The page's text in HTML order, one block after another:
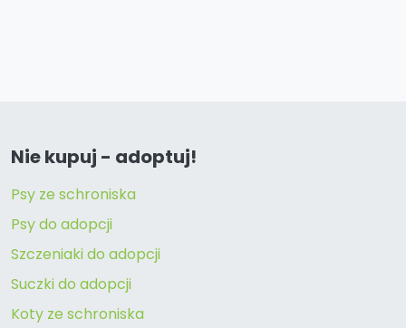
Nie kupuj - adoptuj!
Psy ze schroniska
Psy do adopcji
Szczeniaki do adopcji
Suczki do adopcji
Koty ze schroniska